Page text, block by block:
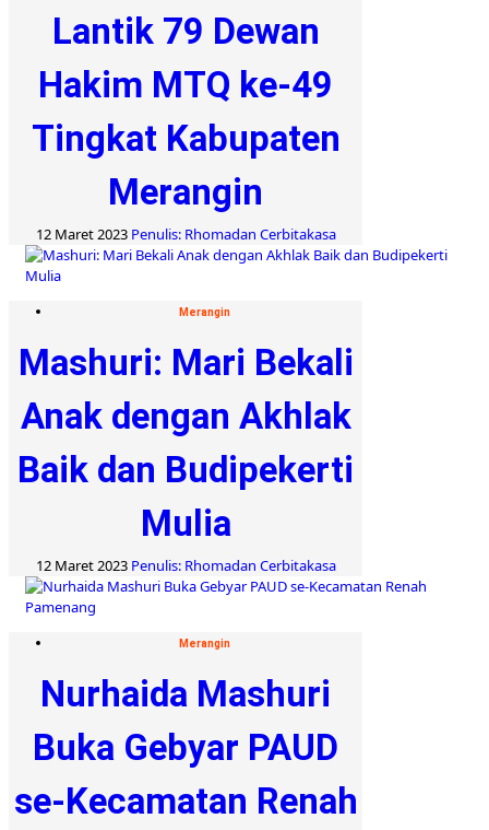
Lantik 79 Dewan
Hakim MTQ ke-49
Tingkat Kabupaten
Merangin
12 Maret 2023 Penulis: Rhomadan Cerbitakasa
Merangin
Mashuri: Mari Bekali
Anak dengan Akhlak
Baik dan Budipekerti
Mulia
12 Maret 2023 Penulis: Rhomadan Cerbitakasa
Merangin
Nurhaida Mashuri
Buka Gebyar PAUD
se-Kecamatan Renah